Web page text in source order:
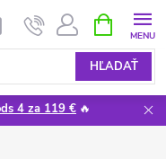
HĽADAŤ
KOŠÍK
4 za 119 € 🔥